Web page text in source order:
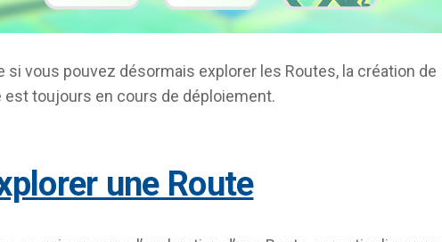
si vous pouvez désormais explorer les Routes, la création de
est toujours en cours de déploiement.
une Route